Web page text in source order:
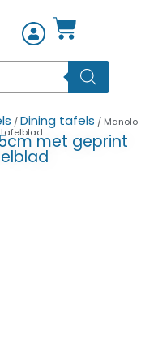
/Dining tafels / Manolo
met geprint